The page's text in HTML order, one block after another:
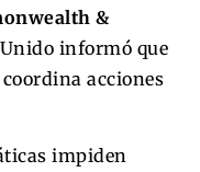
&
informó que
acciones
impiden